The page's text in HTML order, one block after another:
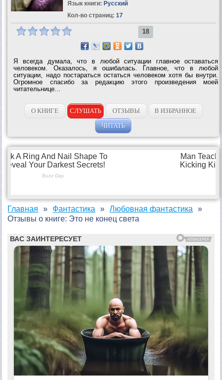
Язык книги: Русский
Кол-во страниц: 17
18
Я всегда думала, что в любой ситуации главное оставаться
человеком. Оказалось, я ошибалась. Главное, что в любой
ситуации, надо постараться остаться человеком хотя бы внутри.
Огромное спасибо за редакцию этого произведения моей
читательнице...
О КНИГЕ СЛУШАТЬ ОТЗЫВЫ
В ИЗБРАННОЕ
ЧИТАТЬ
Главная Фантастика
Любовная фантастика
Отзывы о книге: Это не конец света